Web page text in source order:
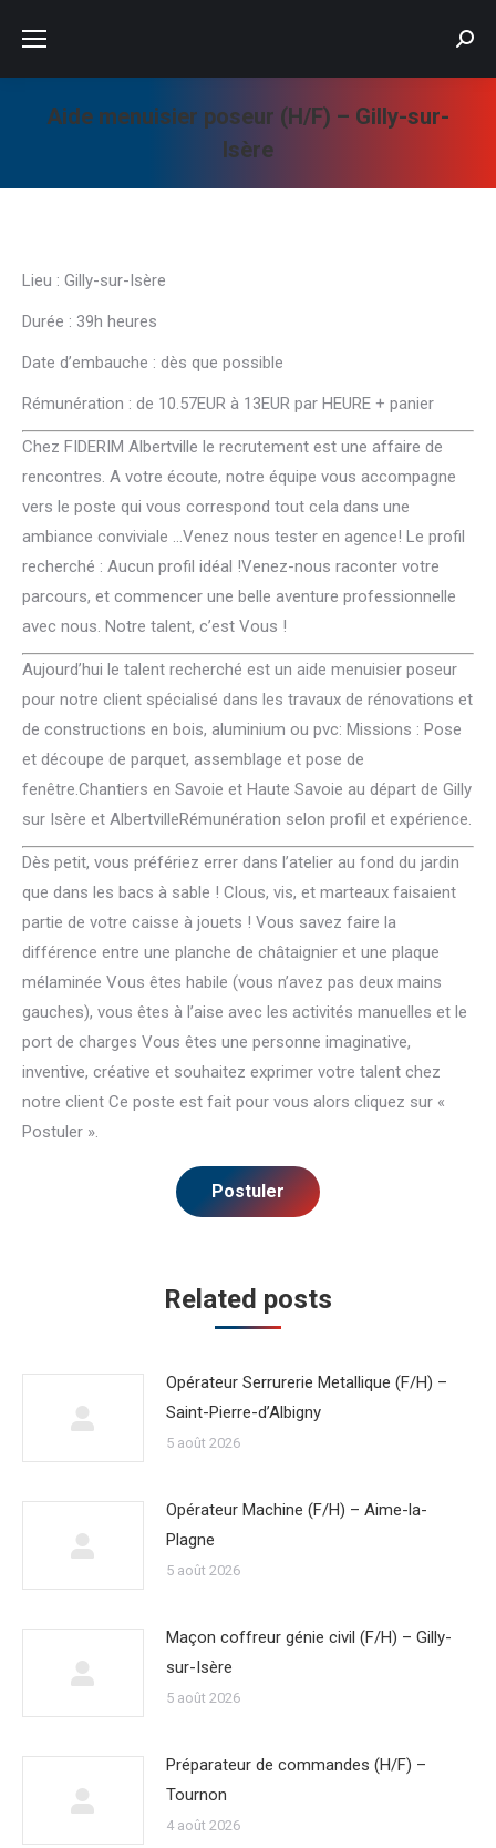
Aide menuisier poseur (H/F) – Gilly-sur-
Isère
Lieu : Gilly-sur-Isère
Durée : 39h heures
Date d’embauche : dès que possible
Rémunération : de 10.57EUR à 13EUR par HEURE + panier
Chez FIDERIM Albertville le recrutement est une affaire de
rencontres. A votre écoute, notre équipe vous accompagne
vers le poste qui vous correspond tout cela dans une
ambiance conviviale …Venez nous tester en agence! Le profil
recherché : Aucun profil idéal !Venez-nous raconter votre
parcours, et commencer une belle aventure professionnelle
avec nous. Notre talent, c’est Vous !
Aujourd’hui le talent recherché est un aide menuisier poseur
pour notre client spécialisé dans les travaux de rénovations et
de constructions en bois, aluminium ou pvc: Missions : Pose
et découpe de parquet, assemblage et pose de
fenêtre.Chantiers en Savoie et Haute Savoie au départ de Gilly
sur Isère et AlbertvilleRémunération selon profil et expérience.
Dès petit, vous préfériez errer dans l’atelier au fond du jardin
que dans les bacs à sable ! Clous, vis, et marteaux faisaient
partie de votre caisse à jouets ! Vous savez faire la
différence entre une planche de châtaignier et une plaque
mélaminée Vous êtes habile (vous n’avez pas deux mains
gauches), vous êtes à l’aise avec les activités manuelles et le
port de charges Vous êtes une personne imaginative,
inventive, créative et souhaitez exprimer votre talent chez
notre client Ce poste est fait pour vous alors cliquez sur «
Postuler ».
Related posts
Opérateur Serrurerie Metallique (F/H) –
Saint-Pierre-d’Albigny
5 août 2026
Opérateur Machine (F/H) – Aime-la-
Plagne
5 août 2026
Maçon coffreur génie civil (F/H) – Gilly-
sur-Isère
5 août 2026
Préparateur de commandes (H/F) –
Tournon
4 août 2026